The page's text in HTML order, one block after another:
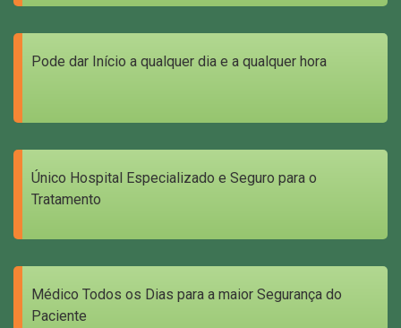
Pode dar Início a qualquer dia e a qualquer hora
Único Hospital Especializado e Seguro para o
Tratamento
Médico Todos os Dias para a maior Segurança do
Paciente